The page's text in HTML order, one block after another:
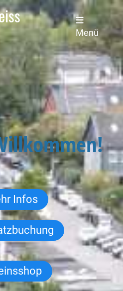
Menü
Infos